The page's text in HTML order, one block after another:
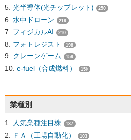
光半導体(光チップレット) 250
水中ドローン 219
フィジカルAI 210
フォトレジスト 198
クレーンゲーム 159
e-fuel（合成燃料） 150
業種別
人気業種注目株 137
ＦＡ（工場自動化） 103